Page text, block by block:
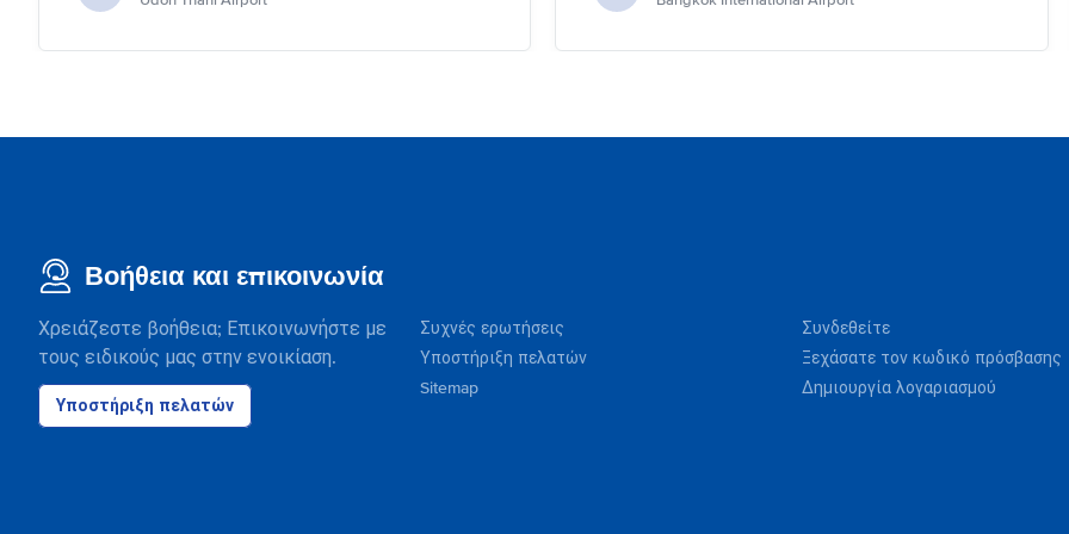
Βοήθεια και επικοινωνία
Χρειάζεστε βοήθεια; Επικοινωνήστε με
τους ειδικούς μας στην ενοικίαση.
Υποστήριξη πελατών
Συχνές ερωτήσεις
Υποστήριξη πελατών
Sitemap
Συνδεθείτε
Ξεχάσατε τον κωδικό πρόσβασης
Δημιουργία λογαριασμού